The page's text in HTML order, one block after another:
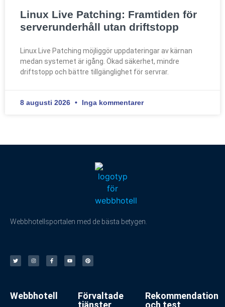
Linux Live Patching: Framtiden för
serverunderhåll utan driftstopp
Linux Live Patching möjliggör uppdateringar av kärnan
medan systemet är igång. Ökad säkerhet, mindre
driftstopp och bättre tillgänglighet för servrar.
8 augusti 2026 Inga kommentarer
Webbhotellsportalen med de bästa betygen.
Webbhotell
Förvaltade
tjänster
Rekommendation
och test